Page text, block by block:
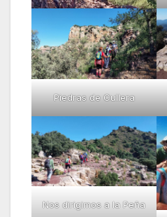
Piedras de Cullera
Nos dirigimos a la Peña